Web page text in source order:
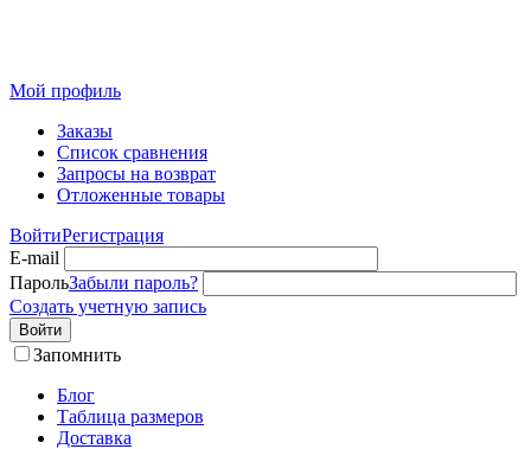
Мой профиль
Заказы
Список сравнения
Запросы на возврат
Отложенные товары
ВойтиРегистрация
E-mail
ПарольЗабыли пароль?
Создать учетную запись
Войти
Запомнить
Блог
Таблица размеров
Доставка